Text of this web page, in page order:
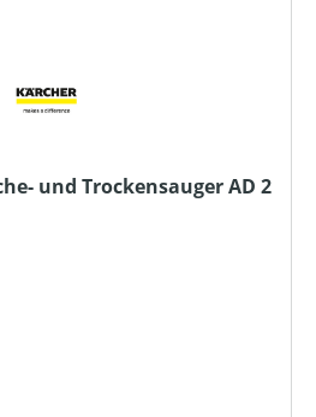
und Trockensauger AD 2